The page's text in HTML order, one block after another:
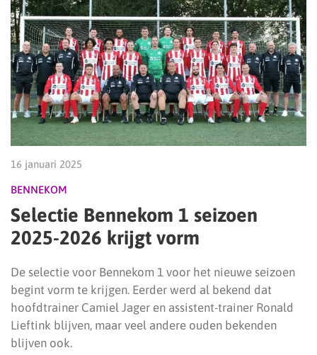
16 januari 2025
BENNEKOM
Selectie Bennekom 1 seizoen
2025-2026 krijgt vorm
De selectie voor Bennekom 1 voor het nieuwe seizoen
begint vorm te krijgen. Eerder werd al bekend dat
hoofdtrainer Camiel Jager en assistent-trainer Ronald
Lieftink blijven, maar veel andere ouden bekenden
blijven ook.